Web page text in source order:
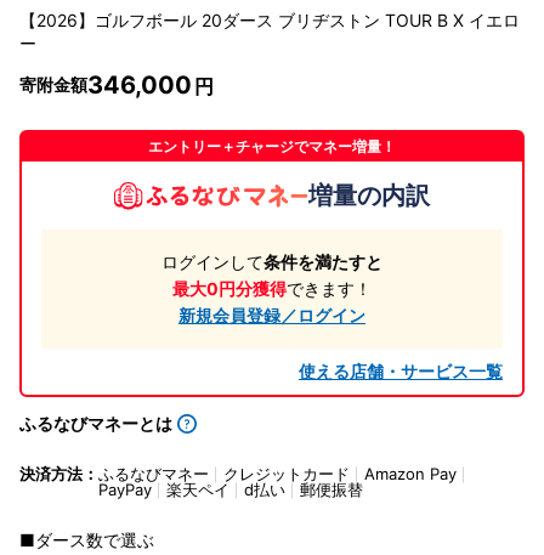
【2026】ゴルフボール 20ダース ブリヂストン TOUR B X イエロ
ー
寄附金額346,000
エントリー＋チャージでマネー増量！
増量の内訳
ログインして条件を満たすと
最大0円分獲得できます！
新規会員登録／ログイン
使える店舗・サービス一覧
ふるなびマネーとは
決済方法： ふるなびマネー クレジットカード
Amazon Pay
PayPay
楽天ペイ d払い 郵便振替
■ダース数で選ぶ